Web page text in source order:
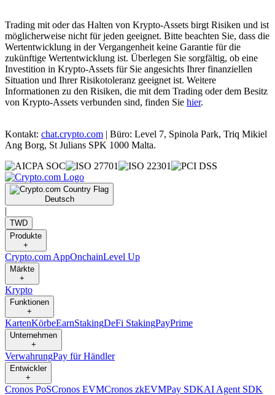
Trading mit oder das Halten von Krypto-Assets birgt Risiken und ist
möglicherweise nicht für jeden geeignet. Bitte beachten Sie, dass die
Wertentwicklung in der Vergangenheit keine Garantie für die
zukünftige Wertentwicklung ist. Überlegen Sie sorgfältig, ob eine
Investition in Krypto-Assets für Sie angesichts Ihrer finanziellen
Situation und Ihrer Risikotoleranz geeignet ist. Weitere
Informationen zu den Risiken, die mit dem Trading oder dem Besitz
von Krypto-Assets verbunden sind, finden Sie hier.
Kontakt: chat.crypto.com | Büro: Level 7, Spinola Park, Triq Mikiel
Ang Borg, St Julians SPK 1000 Malta.
Deutsch
|
TWD
Produkte
+
Crypto.com AppOnchainLevel Up
Märkte
+
Krypto
Funktionen
+
KartenKörbeEarnStakingDeFi StakingPayPrime
Unternehmen
+
VerwahrungPay für Händler
Entwickler
+
Cronos PoSCronos EVMCronos zkEVMPay SDKAI Agent SDK